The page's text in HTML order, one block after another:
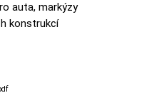
auta, markýzy
konstrukcí